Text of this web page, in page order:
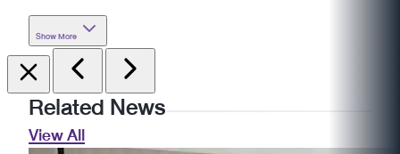
Show More
Related News
View All